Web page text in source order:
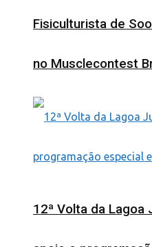
Fisiculturista de
no Musclecontest
12ª Volta da